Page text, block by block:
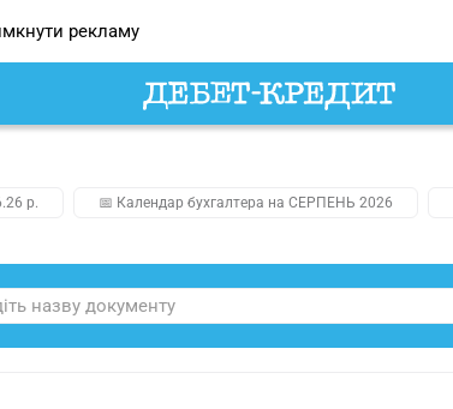
рекламу
р. 📅 Календар бухгалтера на СЕРПЕНЬ 2026